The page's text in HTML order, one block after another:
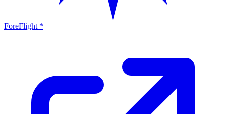
ForeFlight *